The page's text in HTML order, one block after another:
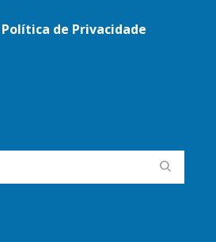
Política de Privacidade